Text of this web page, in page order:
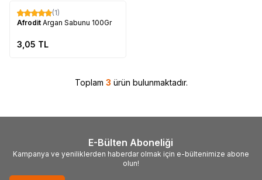
(1)
Afrodit Argan Sabunu 100Gr
3,05 TL
Toplam 3 ürün bulunmaktadır.
E-Bülten Aboneliği
Kampanya ve yeniliklerden haberdar olmak için e-bültenimize abone
olun!